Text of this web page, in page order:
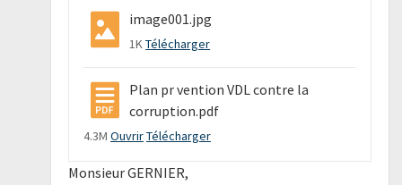
image001.jpg
1KTélécharger
Plan pr vention VDL contre la
corruption.pdf
4.3M OuvrirTélécharger
Monsieur GERNIER,